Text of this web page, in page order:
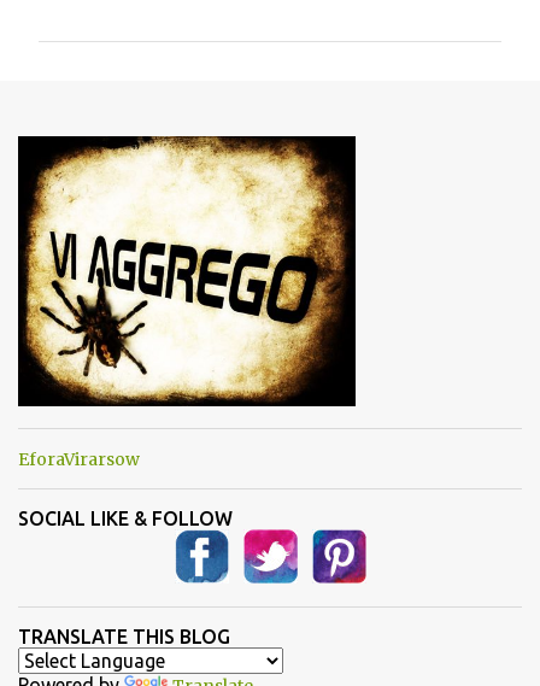
n
t
i
EforaVirarsow
SOCIAL LIKE & FOLLOW
TRANSLATE THIS BLOG